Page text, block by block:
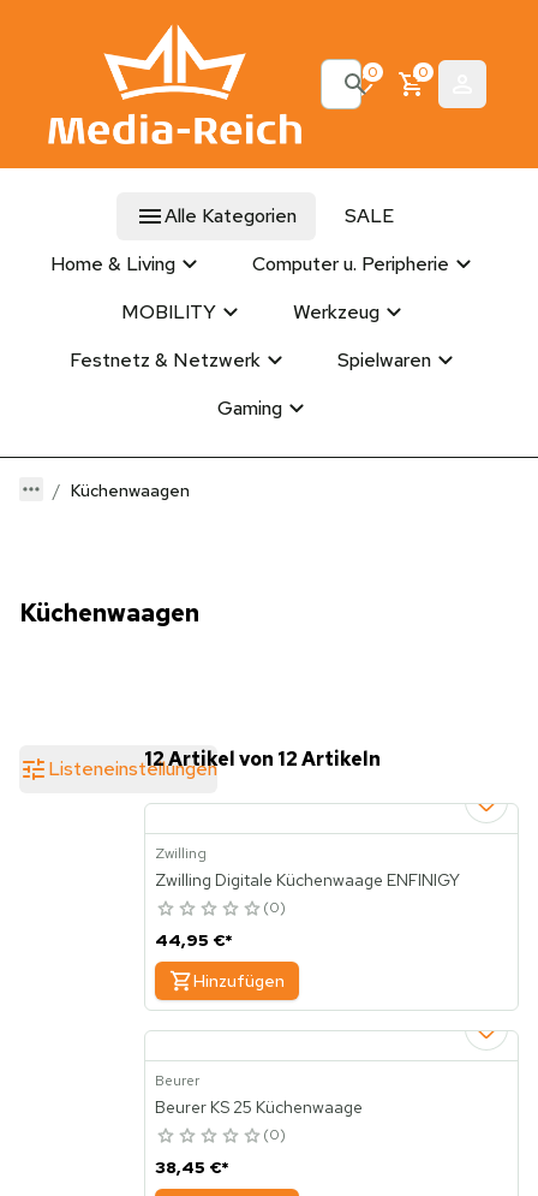
0 0
Alle Kategorien
SALE
Home & Living
Computer u. Peripherie
MOBILITY
Werkzeug
Festnetz & Netzwerk
Spielwaren
Gaming
Küchenwaagen
Küchenwaagen
Listeneinstellungen12 Artikel von 12 Artikeln
Zwilling
Zwilling Digitale Küchenwaage ENFINIGY
0
44,95 €*
Hinzufügen
Beurer
Beurer KS 25 Küchenwaage
0
38,45 €*